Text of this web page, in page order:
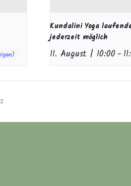
Kundalini Yoga
jederzeit möglich
11. August | 10:00 -